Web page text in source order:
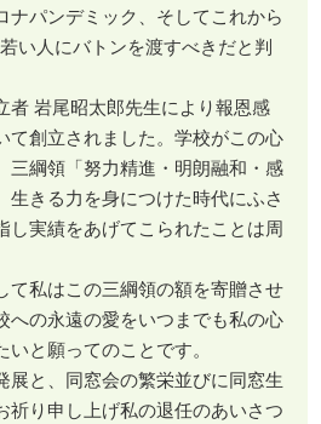
パンデミック、そしてこれから
い人にバトンを渡すべきだと判
岩尾昭太郎先生により報恩感
て創立されました。学校がこの心
三綱領「努力精進・明朗融和・感
生きる力を身につけた時代にふさ
し実績をあげてこられたことは周
私はこの三綱領の額を寄贈させ
への永遠の愛をいつまでも私の心
と願ってのことです。
と、同窓会の繁栄並びに同窓生
祈り申し上げ私の退任のあいさつ